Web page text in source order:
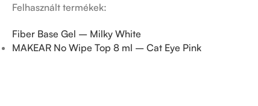
Felhasznált termékek:
Fiber Base Gel – Milky White
MAKEAR No Wipe Top 8 ml – Cat Eye Pink